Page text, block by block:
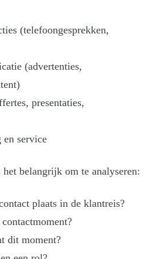
(telefoongesprekken,
(advertenties,
presentaties,
en service
belangrijk om te analyseren:
plaats in de klantreis?
dit moment?